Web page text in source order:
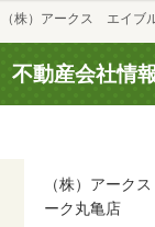
（株）アークス エイブ
不動産会社情
（株）アーク
ーク丸亀店